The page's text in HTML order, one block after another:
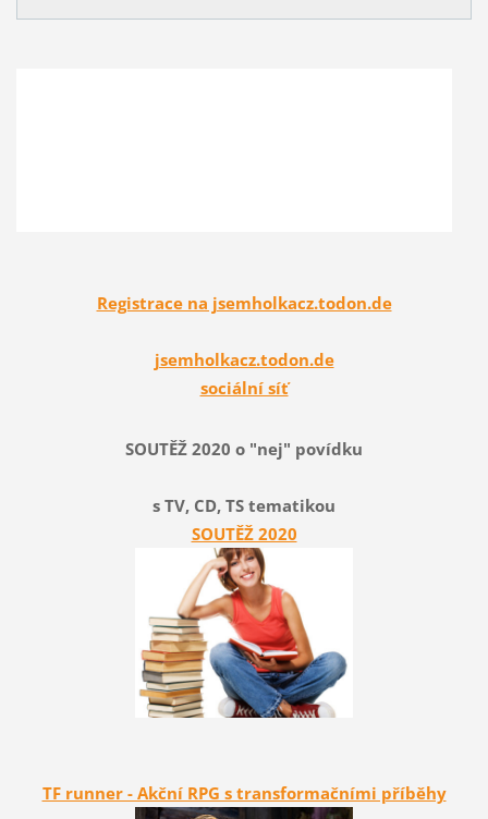
Registrace na jsemholkacz.todon.de
jsemholkacz.todon.de
sociální síť
SOUTĚŽ 2020 o "nej" povídku
s TV, CD, TS tematikou
SOUTĚŽ 2020
TF runner - Akční RPG s transformačními příběhy